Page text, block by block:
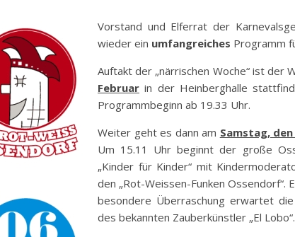
Vorstand und Elferrat der
wieder ein umfangreiches Programm
Auftakt der „närrischen Woche“ ist der
Februar in der Heinberghalle
Programmbeginn ab 19.33 Uhr.
Weiter geht es dann am Samstag,
Um 15.11 Uhr beginnt der große
„Kinder für Kinder“ mit
den „Rot-Weissen-Funken
besondere Überraschung erwartet
des bekannten Zauberkünstler „El Lobo“.